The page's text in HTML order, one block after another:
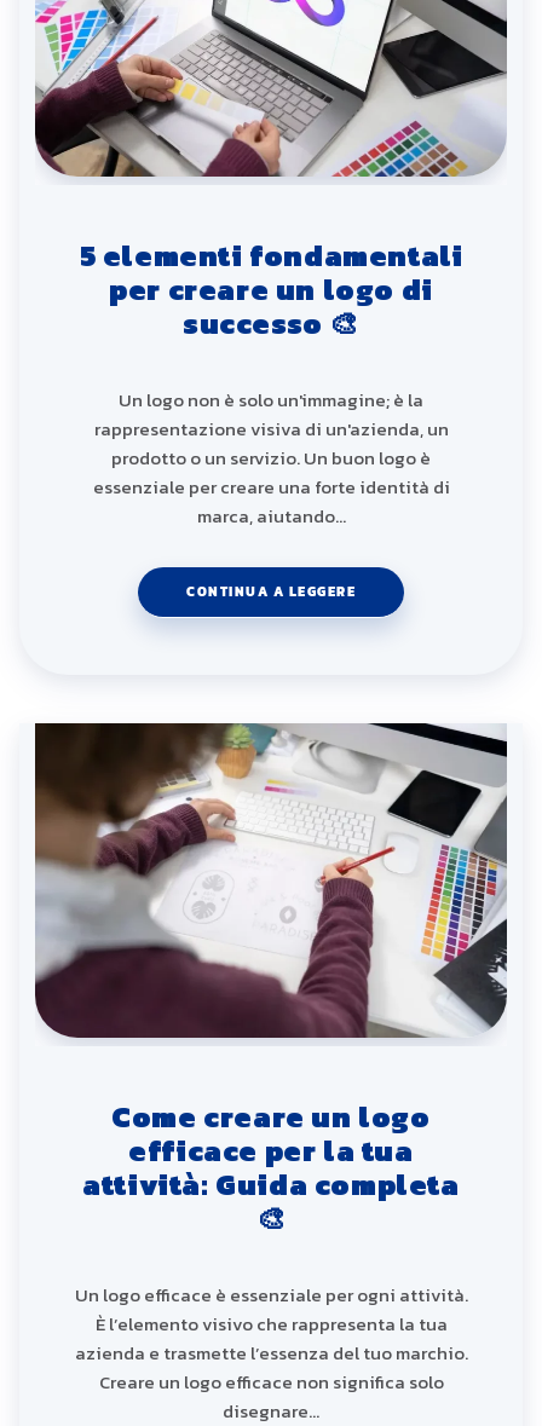
5 elementi fondamentali
per creare un logo di
successo 🎨
Un logo non è solo un'immagine; è la
rappresentazione visiva di un'azienda, un
prodotto o un servizio. Un buon logo è
essenziale per creare una forte identità di
marca, aiutando…
CONTINUA A LEGGERE
Come creare un logo
efficace per la tua
attività: Guida completa
🎨
Un logo efficace è essenziale per ogni attività.
È l’elemento visivo che rappresenta la tua
azienda e trasmette l’essenza del tuo marchio.
Creare un logo efficace non significa solo
disegnare…